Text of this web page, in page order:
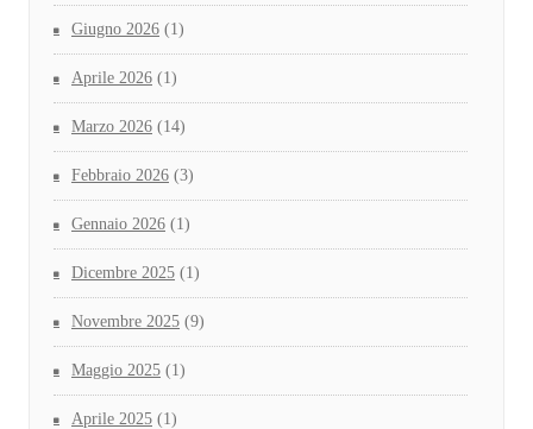
Giugno 2026 (1)
Aprile 2026 (1)
Marzo 2026 (14)
Febbraio 2026 (3)
Gennaio 2026 (1)
Dicembre 2025 (1)
Novembre 2025 (9)
Maggio 2025 (1)
Aprile 2025 (1)